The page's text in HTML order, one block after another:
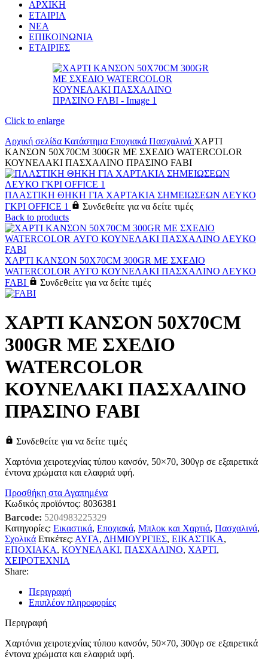
ΑΡΧΙΚΗ
ΕΤΑΙΡΙΑ
ΝΕΑ
ΕΠΙΚΟΙΝΩΝΙΑ
ΕΤΑΙΡΙΕΣ
Click to enlarge
Αρχική σελίδα Κατάστημα Εποχιακά Πασχαλινά ΧΑΡΤΙ
ΚΑΝΣΟΝ 50X70CM 300GR ΜΕ ΣΧΕΔΙΟ WATERCOLOR
ΚΟΥΝΕΛΑΚΙ ΠΑΣΧΑΛΙΝΟ ΠΡΑΣΙΝΟ FABI
ΠΛΑΣΤΙΚΗ ΘΗΚΗ ΓΙΑ ΧΑΡΤΑΚΙΑ ΣΗΜΕΙΩΣΕΩΝ ΛΕΥΚΟ
ΓΚΡΙ OFFICE 1
Συνδεθείτε για να δείτε τιμές
Back to products
ΧΑΡΤΙ ΚΑΝΣΟΝ 50X70CM 300GR ΜΕ ΣΧΕΔΙΟ
WATERCOLOR ΑΥΓΟ ΚΟΥΝΕΛΑΚΙ ΠΑΣΧΑΛΙΝΟ ΛΕΥΚΟ
FABI
Συνδεθείτε για να δείτε τιμές
ΧΑΡΤΙ ΚΑΝΣΟΝ 50X70CM
300GR ΜΕ ΣΧΕΔΙΟ
WATERCOLOR
ΚΟΥΝΕΛΑΚΙ ΠΑΣΧΑΛΙΝΟ
ΠΡΑΣΙΝΟ FABI
Συνδεθείτε για να δείτε τιμές
Χαρτόνια χειροτεχνίας τύπου κανσόν, 50×70, 300γρ σε εξαιρετικά
έντονα χρώματα και ελαφριά υφή.
Προσθήκη στα Αγαπημένα
Κωδικός προϊόντος: 8036381
Barcode: 5204983225329
Κατηγορίες: Εικαστικά, Εποχιακά, Μπλοκ και Χαρτιά, Πασχαλινά,
Σχολικά Ετικέτες: ΑΥΓΑ, ΔΗΜΙΟΥΡΓΙΕΣ, ΕΙΚΑΣΤΙΚΑ,
ΕΠΟΧΙΑΚΑ, ΚΟΥΝΕΛΑΚΙ, ΠΑΣΧΑΛΙΝΟ, ΧΑΡΤΙ,
ΧΕΙΡΟΤΕΧΝΙΑ
Share:
Περιγραφή
Επιπλέον πληροφορίες
Περιγραφή
Χαρτόνια χειροτεχνίας τύπου κανσόν, 50×70, 300γρ σε εξαιρετικά
έντονα χρώματα και ελαφριά υφή.